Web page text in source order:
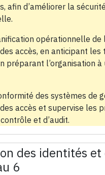
afin d’améliorer la
opérationnelle de
accès, en anticipant les
préparant l’organisation à
des systèmes de
accès et supervise les
et d’audit.
des identités et
6